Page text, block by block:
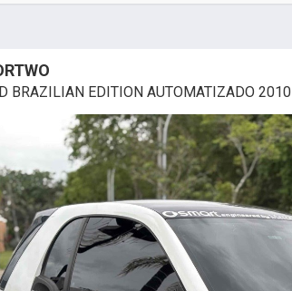
BRAZILIAN EDITION AUTOMATIZADO 2010